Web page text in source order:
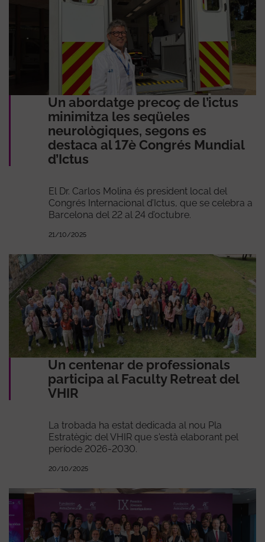
Un abordatge precoç de l’ictus
minimitza les seqüeles
neurològiques, segons es
destaca al 17è Congrés Mundial
d’Ictus
El Dr. Carlos Molina és president local del
Congrés Internacional d’Ictus, que se celebra a
Barcelona del 22 al 24 d’octubre.
21/10/2025
Un centenar de professionals
participa al Faculty Retreat del
VHIR
La trobada ha estat dedicada al nou Pla
Estratègic del VHIR que s'està elaborant pel
període 2026-2030.
20/10/2025